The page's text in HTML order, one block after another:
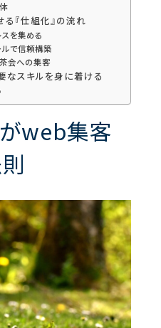
る『仕組化』の流れ
を集める
で信頼構築
会への集客
なスキルを身に着ける
web集客